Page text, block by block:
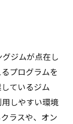
ジムが点在し
プログラムを
ているジム
しやすい環境
ラスや、オン